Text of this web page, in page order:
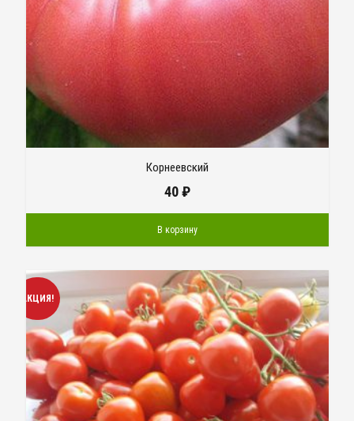
Корнеевский
40₽
В корзину
АКЦИЯ!